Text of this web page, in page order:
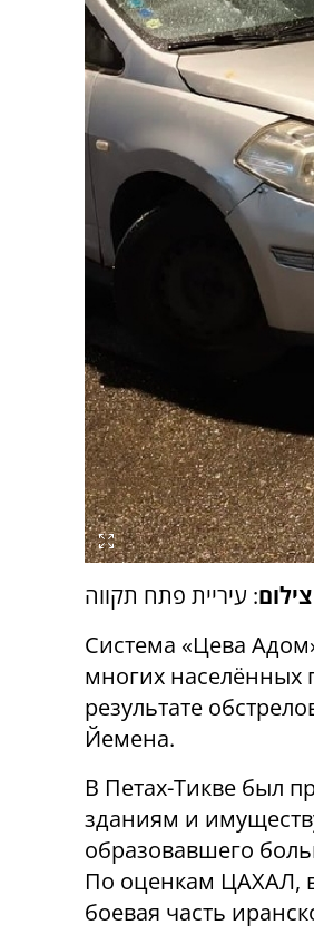
צילום: עיריית פתח תקווה
Система «Цева
многих населённых
результате
Йемена.
В Петах-Тикве был
зданиям и
образовавшего
По оценкам ЦАХАЛ,
боевая часть